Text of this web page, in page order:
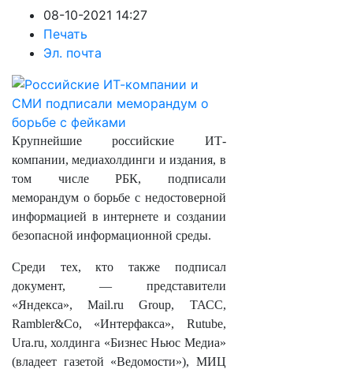
08-10-2021 14:27
Печать
Эл. почта
Крупнейшие российские ИТ-
компании, медиахолдинги и издания, в
том числе РБК, подписали
меморандум о борьбе с недостоверной
информацией в интернете и создании
безопасной информационной среды.
Среди тех, кто также подписал
документ, — представители
«Яндекса», Mail.ru Group, ТАСС,
Rambler&Co, «Интерфакса», Rutube,
Ura.ru, холдинга «Бизнес Ньюс Медиа»
(владеет газетой «Ведомости»), МИЦ